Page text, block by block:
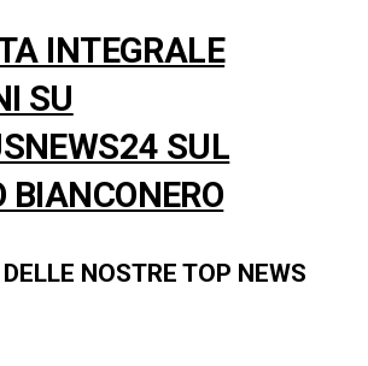
INTEGRALE
SU
SUL
BIANCONERO
NOSTRE TOP NEWS